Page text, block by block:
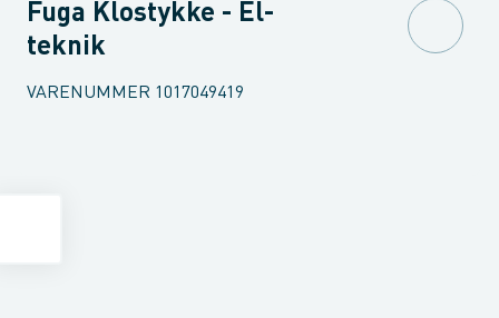
Fuga Klostykke - El-
teknik
VARENUMMER 1017049419